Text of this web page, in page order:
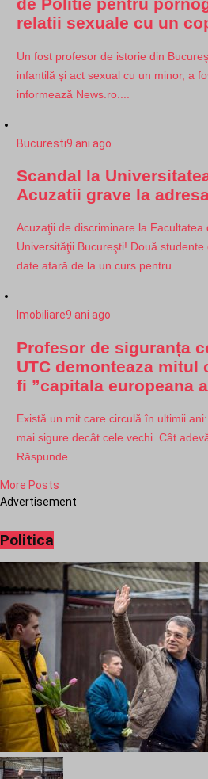
de Politie pentru
relatii sexuale cu un
Un fost profesor de istorie din
infantilă şi act sexual cu un minor, a
informează News.ro....
Bucuresti9 ani ago
Scandal la
Acuzatii grave la
Acuzaţii de discriminare la
Universităţii Bucureşti! Două
date afară de la un curs pentru...
Imobiliare9 ani ago
Profesor de siguranța
UTC demonteaza mitul
fi ”capitala europeana
Există un mit care circulă în ultimii
mai sigure decât cele vechi. Cât
Răspunde...
More Posts
Advertisement
Politica